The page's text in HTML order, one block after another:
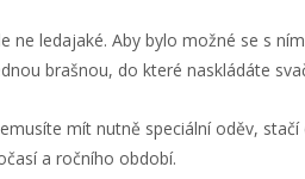
ne ledajaké. Aby bylo možné se s
brašnou, do které naskládáte
mít nutně speciální oděv,
a ročního období.